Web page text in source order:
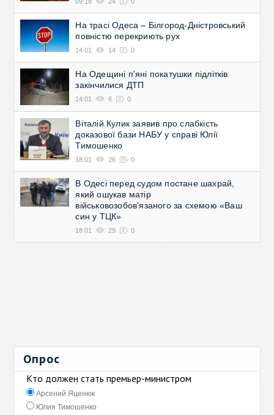
На трасі Одеса – Білгород-Дністровський
повністю перекриють рух
14:01 14 0
На Одещині п'яні покатушки підлітків
закінчилися ДТП
14:01 6 0
Віталій Кулик заявив про слабкість
доказової бази НАБУ у справі Юлії
Тимошенко
18:01 26 0
В Одесі перед судом постане шахрай,
який ошукав матір
військовозобов'язаного за схемою «Ваш
син у ТЦК»
18:01 29 0
Опрос
Кто должен стать премьер-министром
Арсений Яценюк
Юлия Тимошенко